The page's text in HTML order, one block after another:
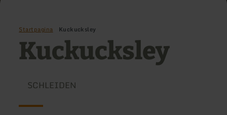
Startpagina Kuckucksley
Kuckucksley
SCHLEIDEN